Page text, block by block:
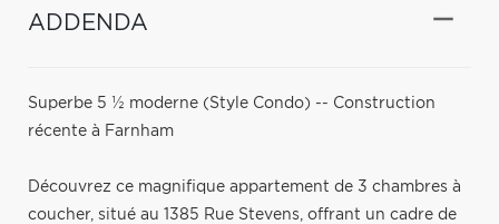
ADDENDA
Superbe 5 ½ moderne (Style Condo) -- Construction
récente à Farnham
Découvrez ce magnifique appartement de 3 chambres à
coucher, situé au 1385 Rue Stevens, offrant un cadre de